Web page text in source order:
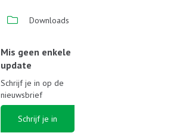
Downloads
Mis geen enkele
update
Schrijf je in op de
nieuwsbrief
Schrijf je in